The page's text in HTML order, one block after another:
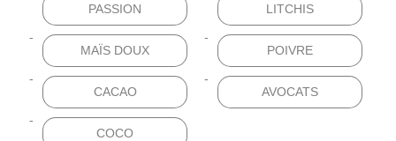
PASSION LITCHIS
MAÏS DOUX POIVRE
CACAO AVOCATS
COCO